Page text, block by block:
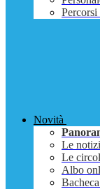
Novità
Le
Le
Albo